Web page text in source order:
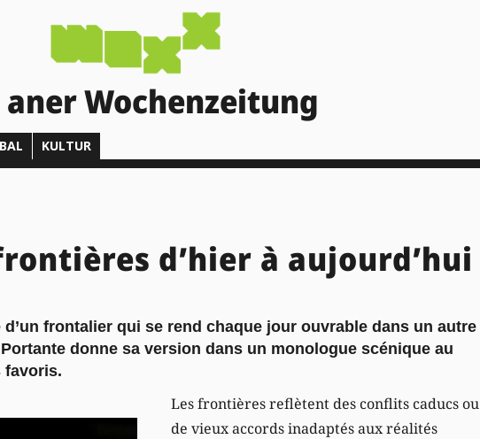
Wochenzeitung
KULTUR
d’hier à aujourd’hui
frontalier qui se rend chaque jour ouvrable dans un autre
donne sa version dans un monologue scénique au
favoris.
Les frontières reflètent des conflits caducs ou
de vieux accords inadaptés aux réalités